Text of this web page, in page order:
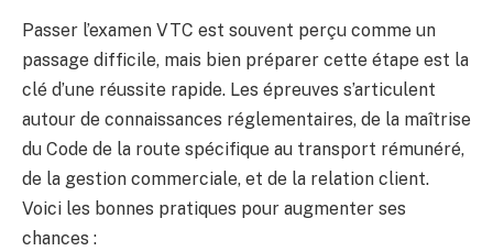
Passer l’examen VTC est souvent perçu comme un
passage difficile, mais bien préparer cette étape est la
clé d’une réussite rapide. Les épreuves s’articulent
autour de connaissances réglementaires, de la maîtrise
du Code de la route spécifique au transport rémunéré,
de la gestion commerciale, et de la relation client.
Voici les bonnes pratiques pour augmenter ses
chances :